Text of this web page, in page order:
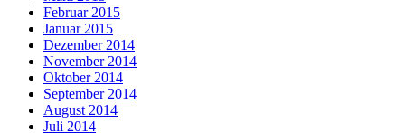
Februar 2015
Januar 2015
Dezember 2014
November 2014
Oktober 2014
September 2014
August 2014
Juli 2014